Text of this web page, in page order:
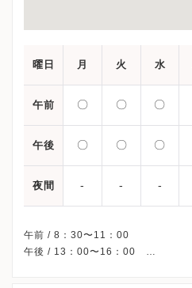
曜日 月 火 水
午前 〇 〇 〇
午後 〇 〇 〇
夜間 - - -
午前 / 8：30〜11：00
午後 / 13：00〜16：00